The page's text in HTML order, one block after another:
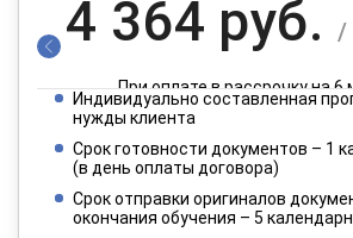
4 364 руб. /
При оплате в рассрочку на 6
2 182 руб.
При оплате в рассрочку на
Индивидуально составленная
нужды клиента
Срок готовности документов – 1
(в день оплаты договора)
Срок отправки оригиналов
окончания обучения – 5